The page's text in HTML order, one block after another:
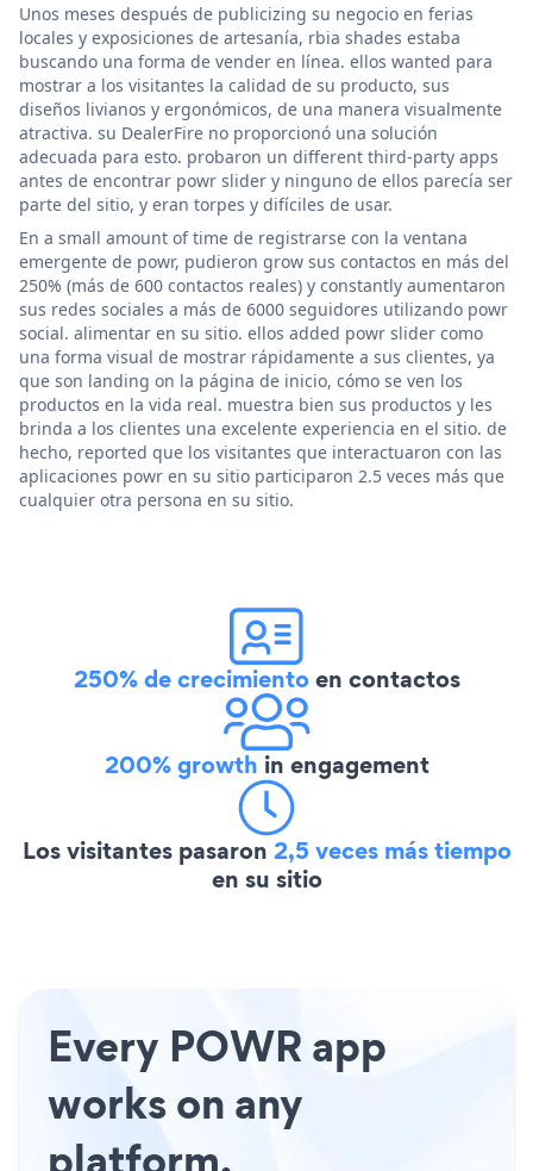
Unos meses después de publicizing su negocio en ferias
locales y exposiciones de artesanía, rbia shades estaba
buscando una forma de vender en línea. ellos wanted para
mostrar a los visitantes la calidad de su producto, sus
diseños livianos y ergonómicos, de una manera visualmente
atractiva. su DealerFire no proporcionó una solución
adecuada para esto. probaron un different third-party apps
antes de encontrar powr slider y ninguno de ellos parecía ser
parte del sitio, y eran torpes y difíciles de usar.
En a small amount of time de registrarse con la ventana
emergente de powr, pudieron grow sus contactos en más del
250% (más de 600 contactos reales) y constantly aumentaron
sus redes sociales a más de 6000 seguidores utilizando powr
social. alimentar en su sitio. ellos added powr slider como
una forma visual de mostrar rápidamente a sus clientes, ya
que son landing on la página de inicio, cómo se ven los
productos en la vida real. muestra bien sus productos y les
brinda a los clientes una excelente experiencia en el sitio. de
hecho, reported que los visitantes que interactuaron con las
aplicaciones powr en su sitio participaron 2.5 veces más que
cualquier otra persona en su sitio.
250% de crecimientoen contactos
200% growth in engagement
Los visitantes pasaron 2,5 veces más tiempo
en su sitio
Every POWR app
works on any